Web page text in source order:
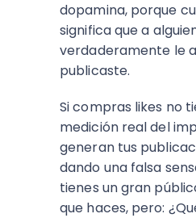
dopamina, porque
significa que a
verdaderamente le
publicaste.
Si compras likes no
medición real del
generan tus
dando una falsa
tienes un gran
que haces, pero: